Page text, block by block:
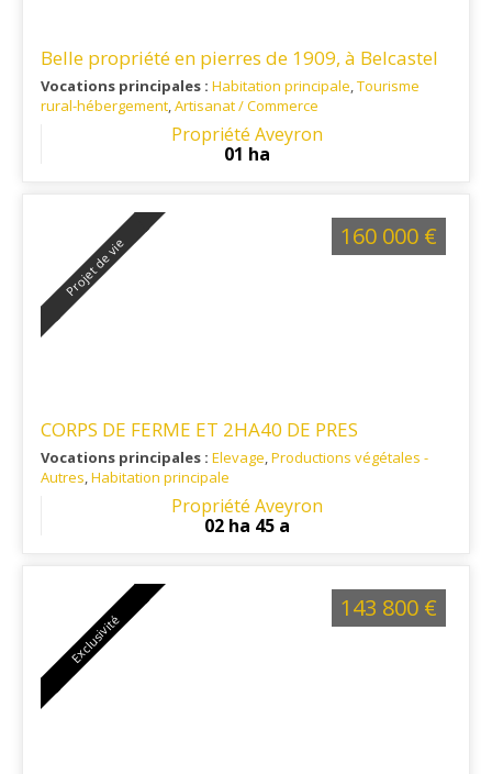
Belle propriété en pierres de 1909, à Belcastel
Vocations principales : Habitation principale,Tourisme
rural-hébergement,Artisanat / Commerce
: A proximité du village de Belcastel classé
parmi les plus beaux villages de France
Propriété Aveyron
01 ha
Projet de vie
CORPS DE FERME ET 2HA40 DE PRES
Vocations principales : Elevage,Productions végétales -
Autres,Habitation principale
: sur la commune de RIEUPEYROUX dans
Propriété Aveyron
02 ha 45 a
160 000 €
Exclusivité
143 800 €